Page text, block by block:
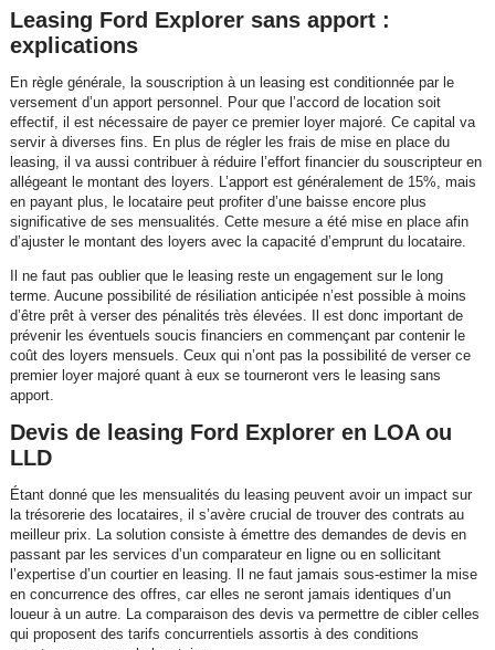
Leasing Ford Explorer sans apport :
explications
En règle générale, la souscription à un leasing est conditionnée par le
versement d’un apport personnel. Pour que l’accord de location soit
effectif, il est nécessaire de payer ce premier loyer majoré. Ce capital va
servir à diverses fins. En plus de régler les frais de mise en place du
leasing, il va aussi contribuer à réduire l’effort financier du souscripteur en
allégeant le montant des loyers. L’apport est généralement de 15%, mais
en payant plus, le locataire peut profiter d’une baisse encore plus
significative de ses mensualités. Cette mesure a été mise en place afin
d’ajuster le montant des loyers avec la capacité d’emprunt du locataire.
Il ne faut pas oublier que le leasing reste un engagement sur le long
terme. Aucune possibilité de résiliation anticipée n’est possible à moins
d’être prêt à verser des pénalités très élevées. Il est donc important de
prévenir les éventuels soucis financiers en commençant par contenir le
coût des loyers mensuels. Ceux qui n’ont pas la possibilité de verser ce
premier loyer majoré quant à eux se tourneront vers le leasing sans
apport.
Devis de leasing Ford Explorer en LOA ou
LLD
Étant donné que les mensualités du leasing peuvent avoir un impact sur
la trésorerie des locataires, il s’avère crucial de trouver des contrats au
meilleur prix. La solution consiste à émettre des demandes de devis en
passant par les services d’un comparateur en ligne ou en sollicitant
l’expertise d’un courtier en leasing. Il ne faut jamais sous-estimer la mise
en concurrence des offres, car elles ne seront jamais identiques d’un
loueur à un autre. La comparaison des devis va permettre de cibler celles
qui proposent des tarifs concurrentiels assortis à des conditions